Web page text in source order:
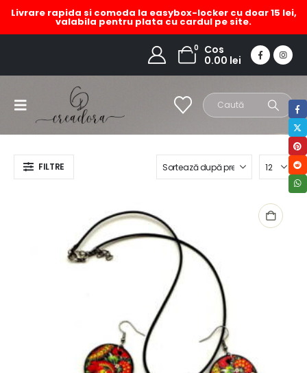
Livrare rapida si comoda la easybox-locker cu doar 15 lei,
valabila pentru plata cu cardul pe site.
0
Cos
0.00 lei
set bijuterii lemn flori
FILTRE